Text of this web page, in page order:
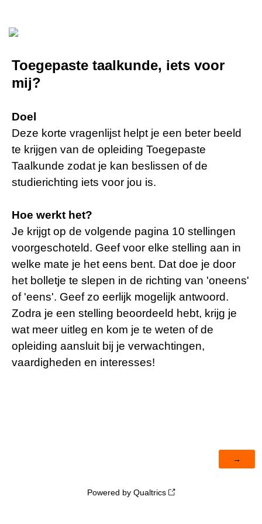
Toegepaste taalkunde, iets voor
mij?
Doel
Deze korte vragenlijst helpt je een beter beeld
te krijgen van de opleiding Toegepaste
Taalkunde zodat je kan beslissen of de
studierichting iets voor jou is.
Hoe werkt het?
Je krijgt op de volgende pagina 10 stellingen
voorgeschoteld. Geef voor elke stelling aan in
welke mate je het eens bent. Dat doe je door
het bolletje te slepen in de richting van 'oneens'
of 'eens'. Geef zo eerlijk mogelijk antwoord.
Zodra je een stelling beoordeeld hebt, krijg je
wat meer uitleg en kom je te weten of de
opleiding aansluit bij je verwachtingen,
vaardigheden en interesses!
Powered by Qualtrics